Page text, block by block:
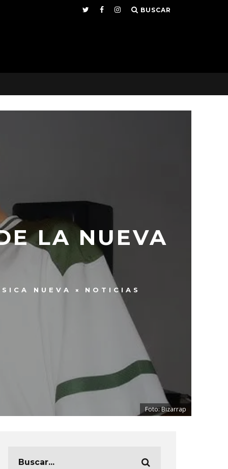
BUSCAR
LA NUEVA
NUEVA NOTICIAS
Foto: Bizarrap